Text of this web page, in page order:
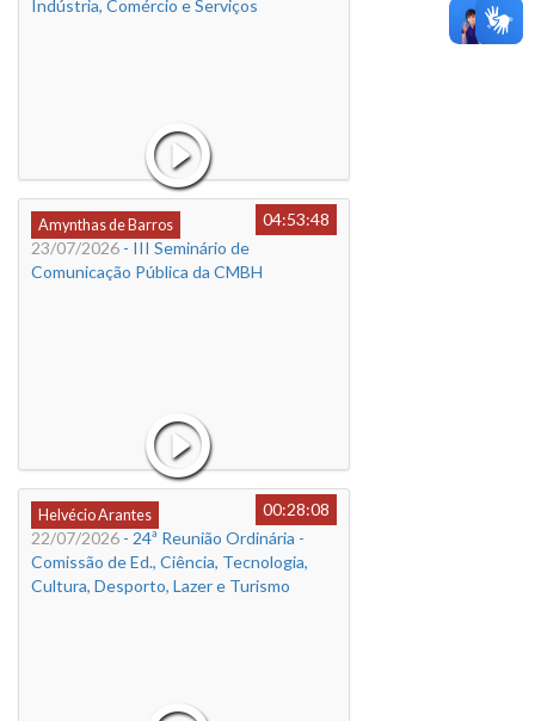
Indústria, Comércio e Serviços
Amynthas de Barros
04:53:48
23/07/2026 - III Seminário de
Comunicação Pública da CMBH
Helvécio Arantes
00:28:08
22/07/2026 - 24ª Reunião Ordinária -
Comissão de Ed., Ciência, Tecnologia,
Cultura, Desporto, Lazer e Turismo